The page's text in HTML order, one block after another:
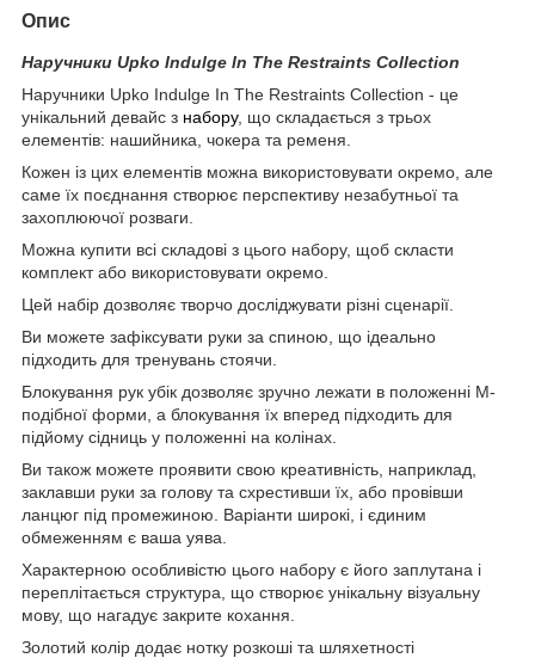
Опис
Наручники Upko Indulge In The Restraints Collection
Наручники Upko Indulge In The Restraints Collection - це
унікальний девайс з набору, що складається з трьох
елементів: нашийника, чокера та ременя.
Кожен із цих елементів можна використовувати окремо, але
саме їх поєднання створює перспективу незабутньої та
захоплюючої розваги.
Можна купити всі складові з цього набору, щоб скласти
комплект або використовувати окремо.
Цей набір дозволяє творчо досліджувати різні сценарії.
Ви можете зафіксувати руки за спиною, що ідеально
підходить для тренувань стоячи.
Блокування рук убік дозволяє зручно лежати в положенні М-
подібної форми, а блокування їх вперед підходить для
підйому сідниць у положенні на колінах.
Ви також можете проявити свою креативність, наприклад,
заклавши руки за голову та схрестивши їх, або провівши
ланцюг під промежиною. Варіанти широкі, і єдиним
обмеженням є ваша уява.
Характерною особливістю цього набору є його заплутана і
переплітається структура, що створює унікальну візуальну
мову, що нагадує закрите кохання.
Золотий колір додає нотку розкоші та шляхетності